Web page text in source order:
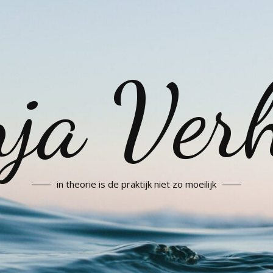
in theorie is de praktijk niet zo moeilijk